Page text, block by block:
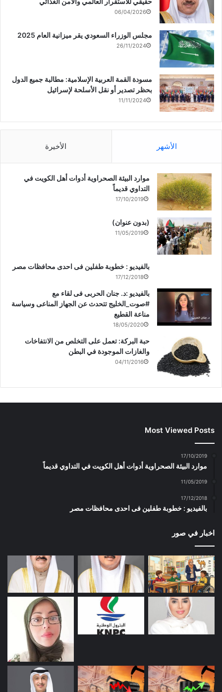
06/04/2026
مجلس الوزراء السعودي يقر ميزانية العام 2025
26/11/2024
مسودة القمة العربية الإسلامية: مطالبة جميع الدول
بحظر تصدير أو نقل الأسلحة لإسرائيل
11/11/2024
الأشهر الأخيرة
موارد البيئة الصحراوية أدوات أهل الكويت في
التداوي قديماً
17/10/2019
(بدون عنوان)
11/05/2019
بالفيديو : خطوبة طفلين فى احدى محافظات مصر
17/12/2018
بالفيديو :د. جنان الحربى فى لقاء مع
#صوت_الخليج تتحدث عن الجهاز المناعى وسياسة
مناعة القطيع
18/05/2020
حبة البركة: تعمل على التخلص من الانتفاخات
والغازات الموجودة في البطن
04/11/2016
Most Viewed Posts
17/10/2019
موارد البيئة الصحراوية أدوات أهل الكويت في التداوي قديماً
11/05/2019
17/12/2018
بالفيديو : خطوبة طفلين فى احدى محافظات مصر
اخبار في صور